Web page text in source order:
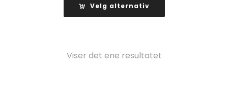
var:
kr 625,00.kr 595,00.
Velg alternativ
Viser det ene resultatet